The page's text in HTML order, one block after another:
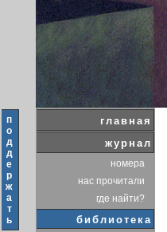
п
о
д
д
е
р
ж
а
т
ь
главная
журнал
номера
нас прочитали
где найти?
библиотека